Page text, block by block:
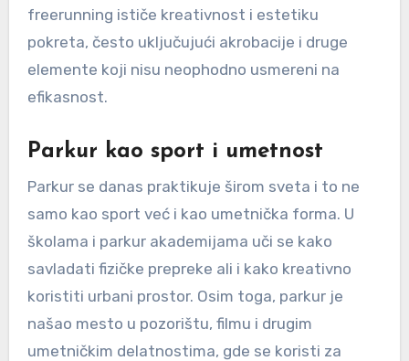
freerunning ističe kreativnost i estetiku
pokreta, često uključujući akrobacije i druge
elemente koji nisu neophodno usmereni na
efikasnost.
Parkur kao sport i umetnost
Parkur se danas praktikuje širom sveta i to ne
samo kao sport već i kao umetnička forma. U
školama i parkur akademijama uči se kako
savladati fizičke prepreke ali i kako kreativno
koristiti urbani prostor. Osim toga, parkur je
našao mesto u pozorištu, filmu i drugim
umetničkim delatnostima, gde se koristi za